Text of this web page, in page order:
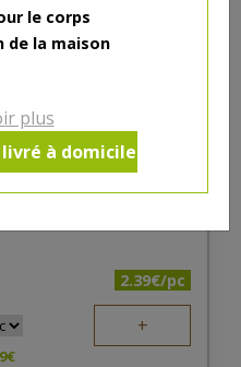
le corps
de la maison
plus
à domicile
2.39€/pc
+
€